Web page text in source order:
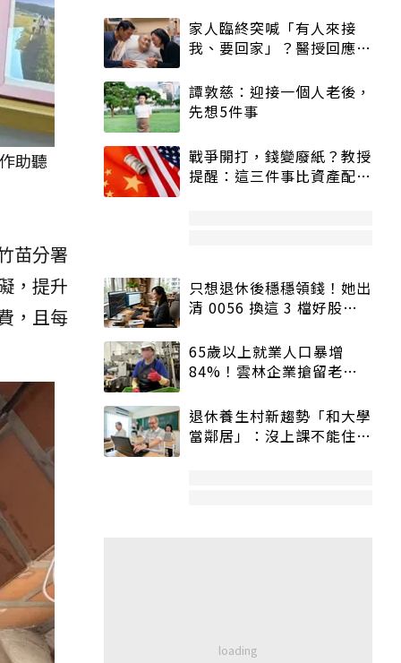
助聽
苗分署
，提升
，且每
家人臨終突喊「有人來接
我、要回家」？醫授回應方
譚敦慈：迎接一個人老後，
先想5件事
戰爭開打，錢變廢紙？教授
提醒：這三件事比資產配置
只想退休後穩穩領錢！她出
清 0056 換這 3 檔好股：
65歲以上就業人口暴增
84%！雲林企業搶留老員
退休養生村新趨勢「和大學
當鄰居」：沒上課不能住、